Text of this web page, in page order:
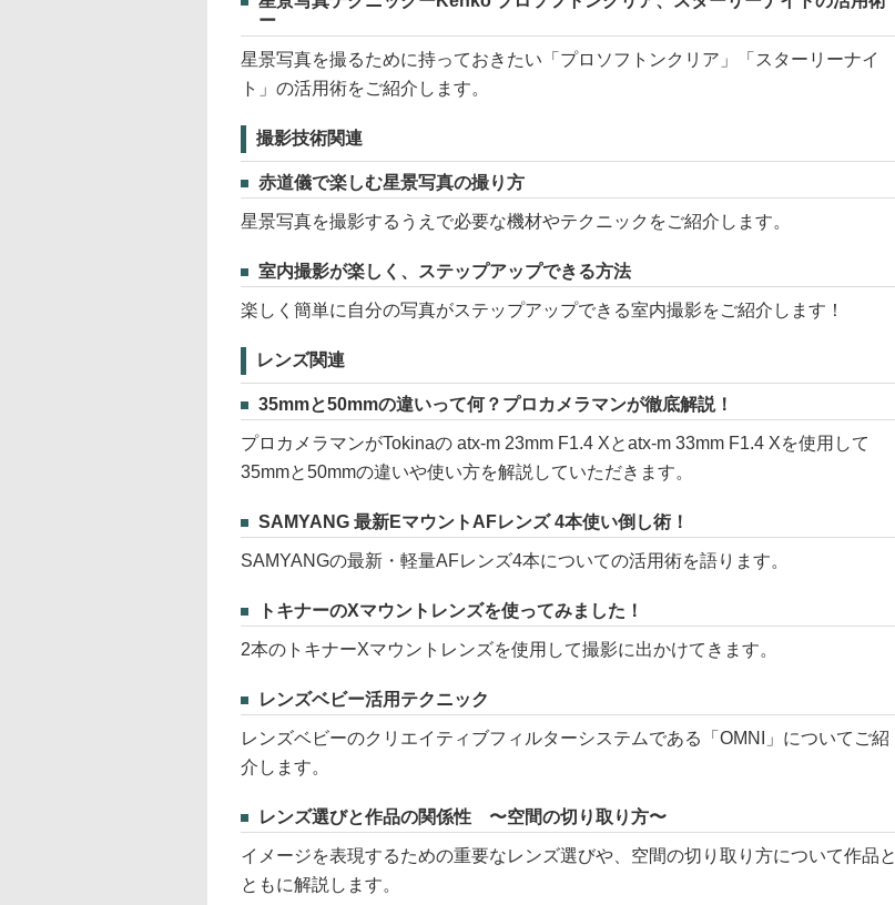
ー
星景写真を撮るために持っておきたい「プロソフトンクリア」「スターリーナイ
ト」の活用術をご紹介します。
撮影技術関連
赤道儀で楽しむ星景写真の撮り方
星景写真を撮影するうえで必要な機材やテクニックをご紹介します。
室内撮影が楽しく、ステップアップできる方法
楽しく簡単に自分の写真がステップアップできる室内撮影をご紹介します！
レンズ関連
35mmと50mmの違いって何？プロカメラマンが徹底解説！
プロカメラマンがTokinaの atx-m 23mm F1.4 Xとatx-m 33mm F1.4 Xを使用して
35mmと50mmの違いや使い方を解説していただきます。
SAMYANG 最新EマウントAFレンズ 4本使い倒し術！
SAMYANGの最新・軽量AFレンズ4本についての活用術を語ります。
トキナーのXマウントレンズを使ってみました！
2本のトキナーXマウントレンズを使用して撮影に出かけてきます。
レンズベビー活用テクニック
レンズベビーのクリエイティブフィルターシステムである「OMNI」についてご紹
介します。
レンズ選びと作品の関係性 〜空間の切り取り方〜
イメージを表現するための重要なレンズ選びや、空間の切り取り方について作品と
ともに解説します。